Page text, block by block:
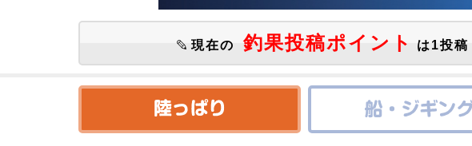
現在の 釣果投稿ポイント は1投稿